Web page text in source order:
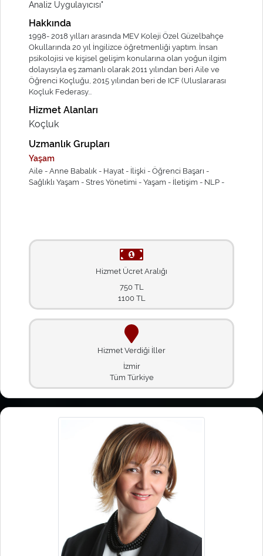
Analiz Uygulayıcısı"
Hakkında
1998- 2018 yılları arasında MEV Koleji Özel Güzelbahçe
Okullarında 20 yıl İngilizce öğretmenliği yaptım. İnsan
psikolojisi ve kişisel gelişim konularına olan yoğun ilgim
dolayısıyla eş zamanlı olarak 2011 yılından beri Aile ve
Öğrenci Koçluğu, 2015 yılından beri de ICF (Uluslararası
Koçluk Federasy...
Hizmet Alanları
Koçluk
Uzmanlık Grupları
Yaşam
Aile - Anne Babalık - Hayat - İlişki - Öğrenci Başarı -
Sağlıklı Yaşam - Stres Yönetimi - Yaşam - İletişim - NLP -
Hizmet Ücret Aralığı
750 TL
1100 TL
Hizmet Verdiği İller
İzmir
Tüm Türkiye